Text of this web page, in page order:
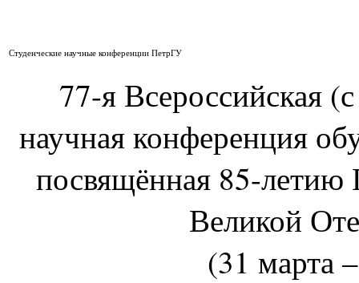
Студенческие научные конференции ПетрГУ
77-я Всероссийская
научная конференция
посвящённая 85-
Великой
(31 марта